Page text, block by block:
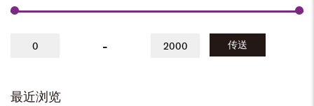
- 传送
最近浏览